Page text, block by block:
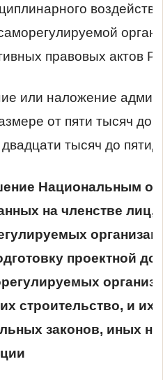
правовых актов
или наложение
от пяти тысяч до
тысяч до
Национальным
на членстве
проектной
строительство, и
законов, иных